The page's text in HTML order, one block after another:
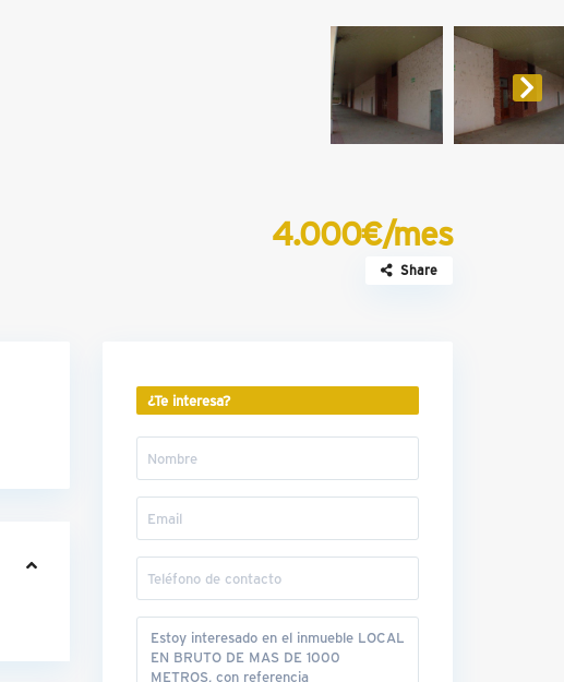
4.000€/mes
Share
¿Te interesa?